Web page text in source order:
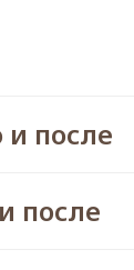
после
после